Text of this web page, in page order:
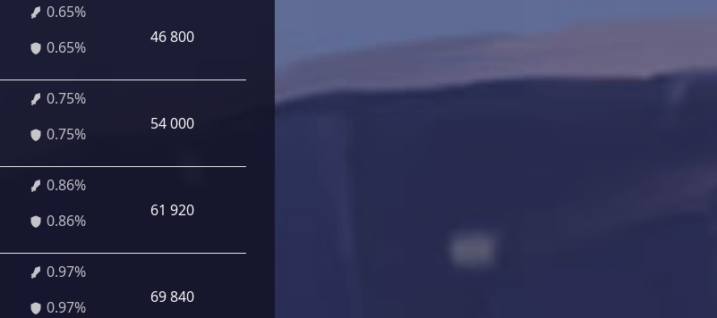
0.65%
0.65%
46 800
0.75%
0.75%
54 000
0.86%
0.86%
61 920
0.97%
0.97%
69 840